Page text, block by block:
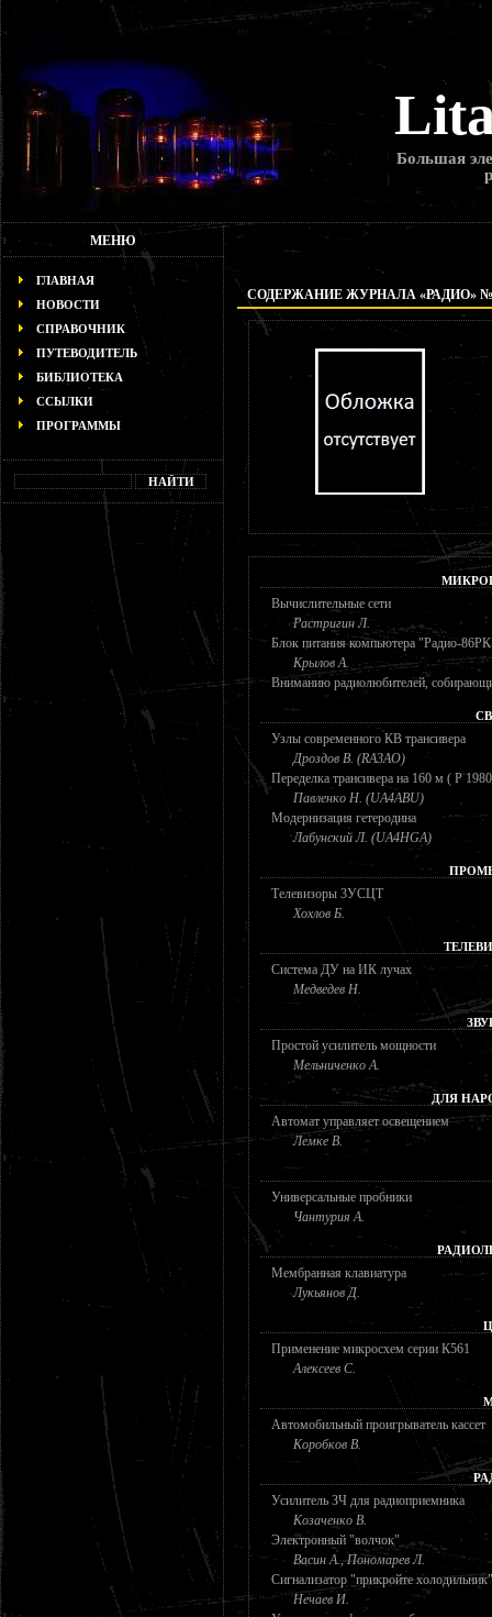
Большая
МЕНЮ
ГЛАВНАЯ
НОВОСТИ
СПРАВОЧНИК
ПУТЕВОДИТЕЛЬ
БИБЛИОТЕКА
ССЫЛКИ
ПРОГРАММЫ
СОДЕРЖАНИЕ ЖУРНАЛА «РАДИО» №
Вычислительные сети
Растригин Л.
Блок питания компьютера "Радио-
Крылов А.
Вниманию радиолюбителей,
Узлы современного КВ трансивера
Дроздов В. (RA3AO)
Переделка трансивера на 160 м ( Р
Павленко Н. (UA4ABU)
Модернизация гетеродина
Лабунский Л. (UA4HGA)
Телевизоры 3УСЦТ
Хохлов Б.
Система ДУ на ИК лучах
Медведев Н.
Простой усилитель мощности
Мельниченко А.
ДЛЯ
Автомат управляет освещением
Лемке В.
Универсальные пробники
Чантурия А.
Мембранная клавиатура
Лукьянов Д.
Применение микросхем серии К561
Алексеев С.
Автомобильный проигрыватель кассет
Коробков В.
Усилитель ЗЧ для радиоприемника
Козаченко В.
Электронный "волчок"
Васин А., Пономарев Л.
Сигнализатор "прикройте холодильник"
Нечаев И.